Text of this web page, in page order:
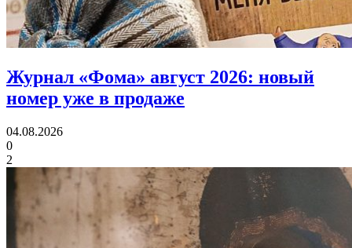
Журнал «Фома» август 2026: новый
номер уже в продаже
04.08.2026
0
2